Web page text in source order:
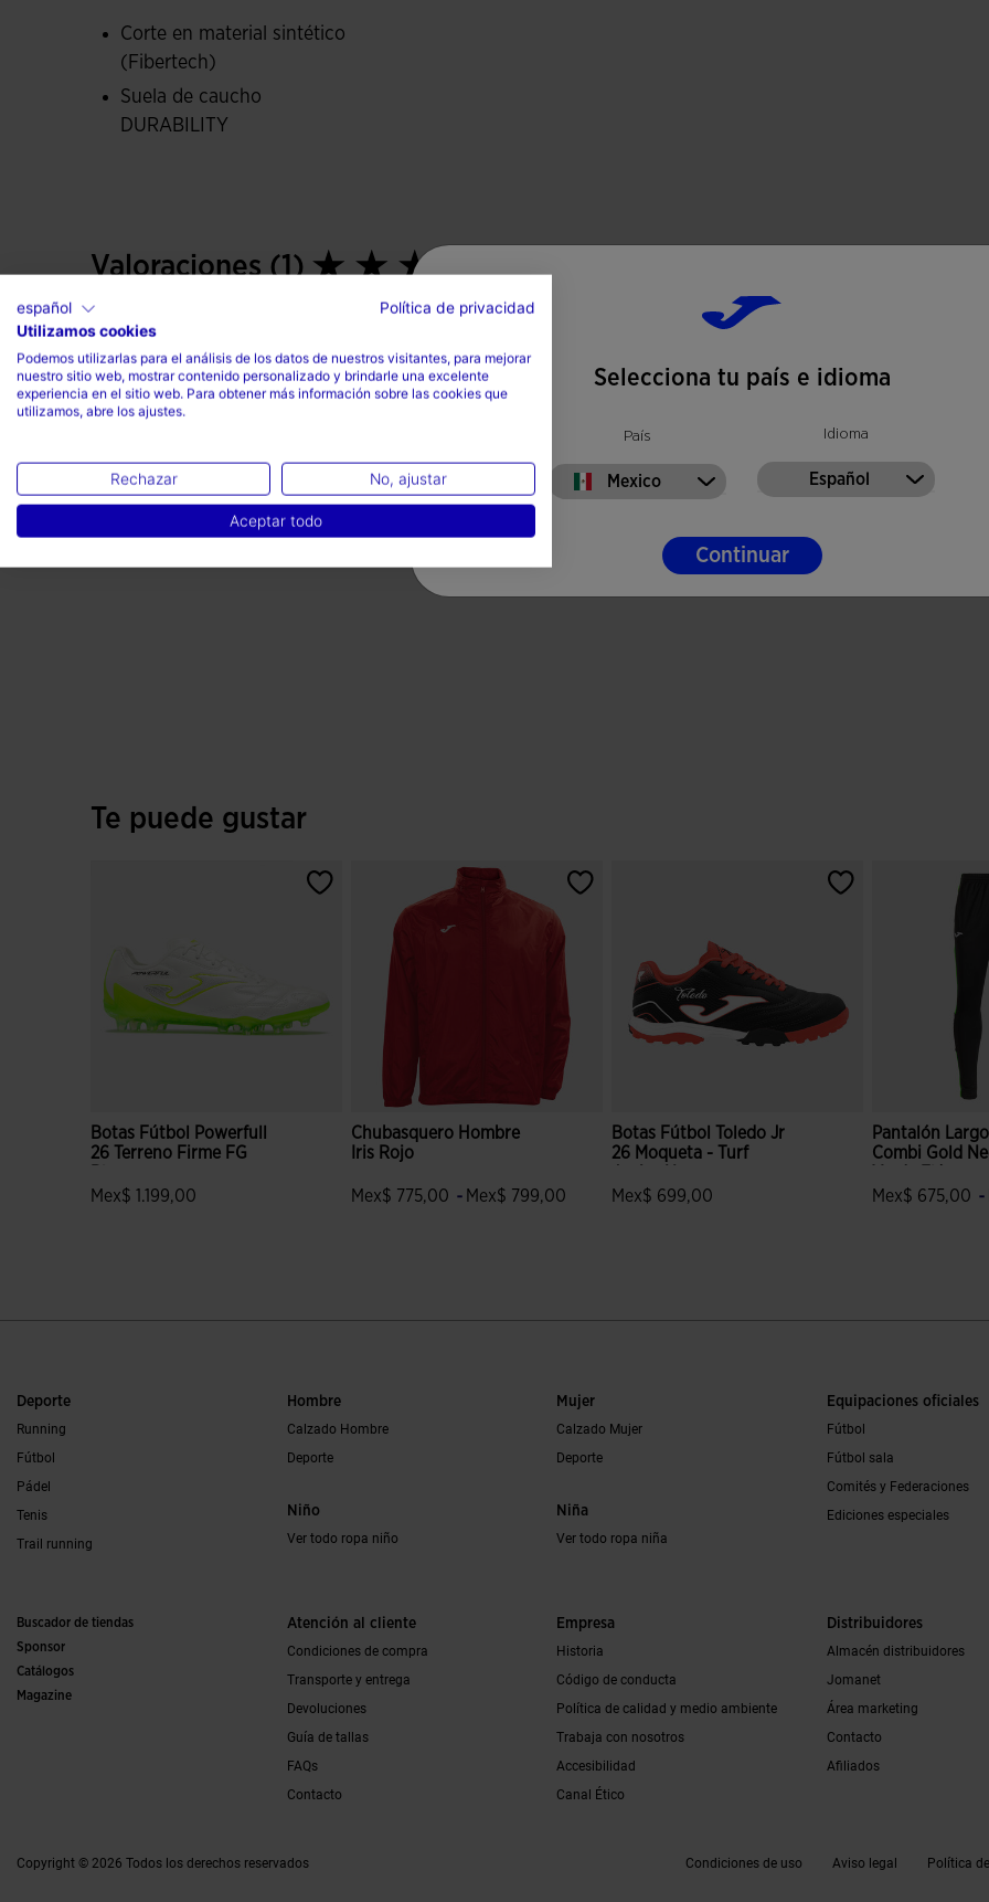
Corte en material sintético
(Fibertech)
Suela de caucho
DURABILITY
Valoraciones (1)
Te puede gustar
Botas Fútbol Powerfull
26 Terreno Firme FG
Mex$ 1.199,00
Chubasquero Hombre
Iris Rojo
Mex$ 775,00 - Mex$ 799,00
Botas Fútbol Toledo Jr
26 Moqueta - Turf
Mex$ 699,00
Pantalón
Combi Gold
Mex$ 675,00 -
Deporte
Running
Fútbol
Pádel
Tenis
Trail running
Hombre
Calzado Hombre
Deporte
Niño
Ver todo ropa niño
Mujer
Calzado Mujer
Deporte
Niña
Ver todo ropa niña
Equipaciones oficiales
Fútbol
Fútbol sala
Comités y Federaciones
Ediciones especiales
Buscador de tiendas
Sponsor
Catálogos
Magazine
Atención al cliente
Condiciones de compra
Transporte y entrega
Devoluciones
Guía de tallas
FAQs
Contacto
Empresa
Historia
Código de conducta
Política de calidad y medio ambiente
Trabaja con nosotros
Accesibilidad
Canal Ético
Distribuidores
Almacén distribuidores
Jomanet
Área marketing
Contacto
Afiliados
Copyright © 2026 Todos los derechos reservados Condiciones de uso Aviso legal Política
Selecciona tu país e idioma
País
Mexico
Idioma
Español
Continuar
español
Política de privacidad
Utilizamos cookies
Podemos utilizarlas para el análisis de los datos de nuestros visitantes, para mejorar
nuestro sitio web, mostrar contenido personalizado y brindarle una excelente
experiencia en el sitio web. Para obtener más información sobre las cookies que
utilizamos, abre los ajustes.
Rechazar No, ajustar
Aceptar todo